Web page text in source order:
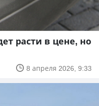
расти в цене, но
8 апреля 2026, 9:33